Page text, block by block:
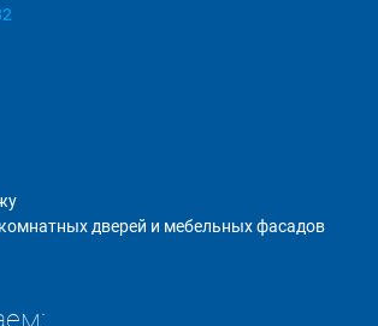
дверей и мебельных фасадов